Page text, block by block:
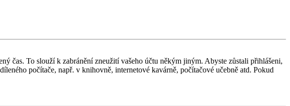
čas. To slouží k zabránění zneužití vašeho účtu někým jiným. Abyste zůstali přihlášeni,
počítače, např. v knihovně, internetové kavárně, počítačové učebně atd. Pokud